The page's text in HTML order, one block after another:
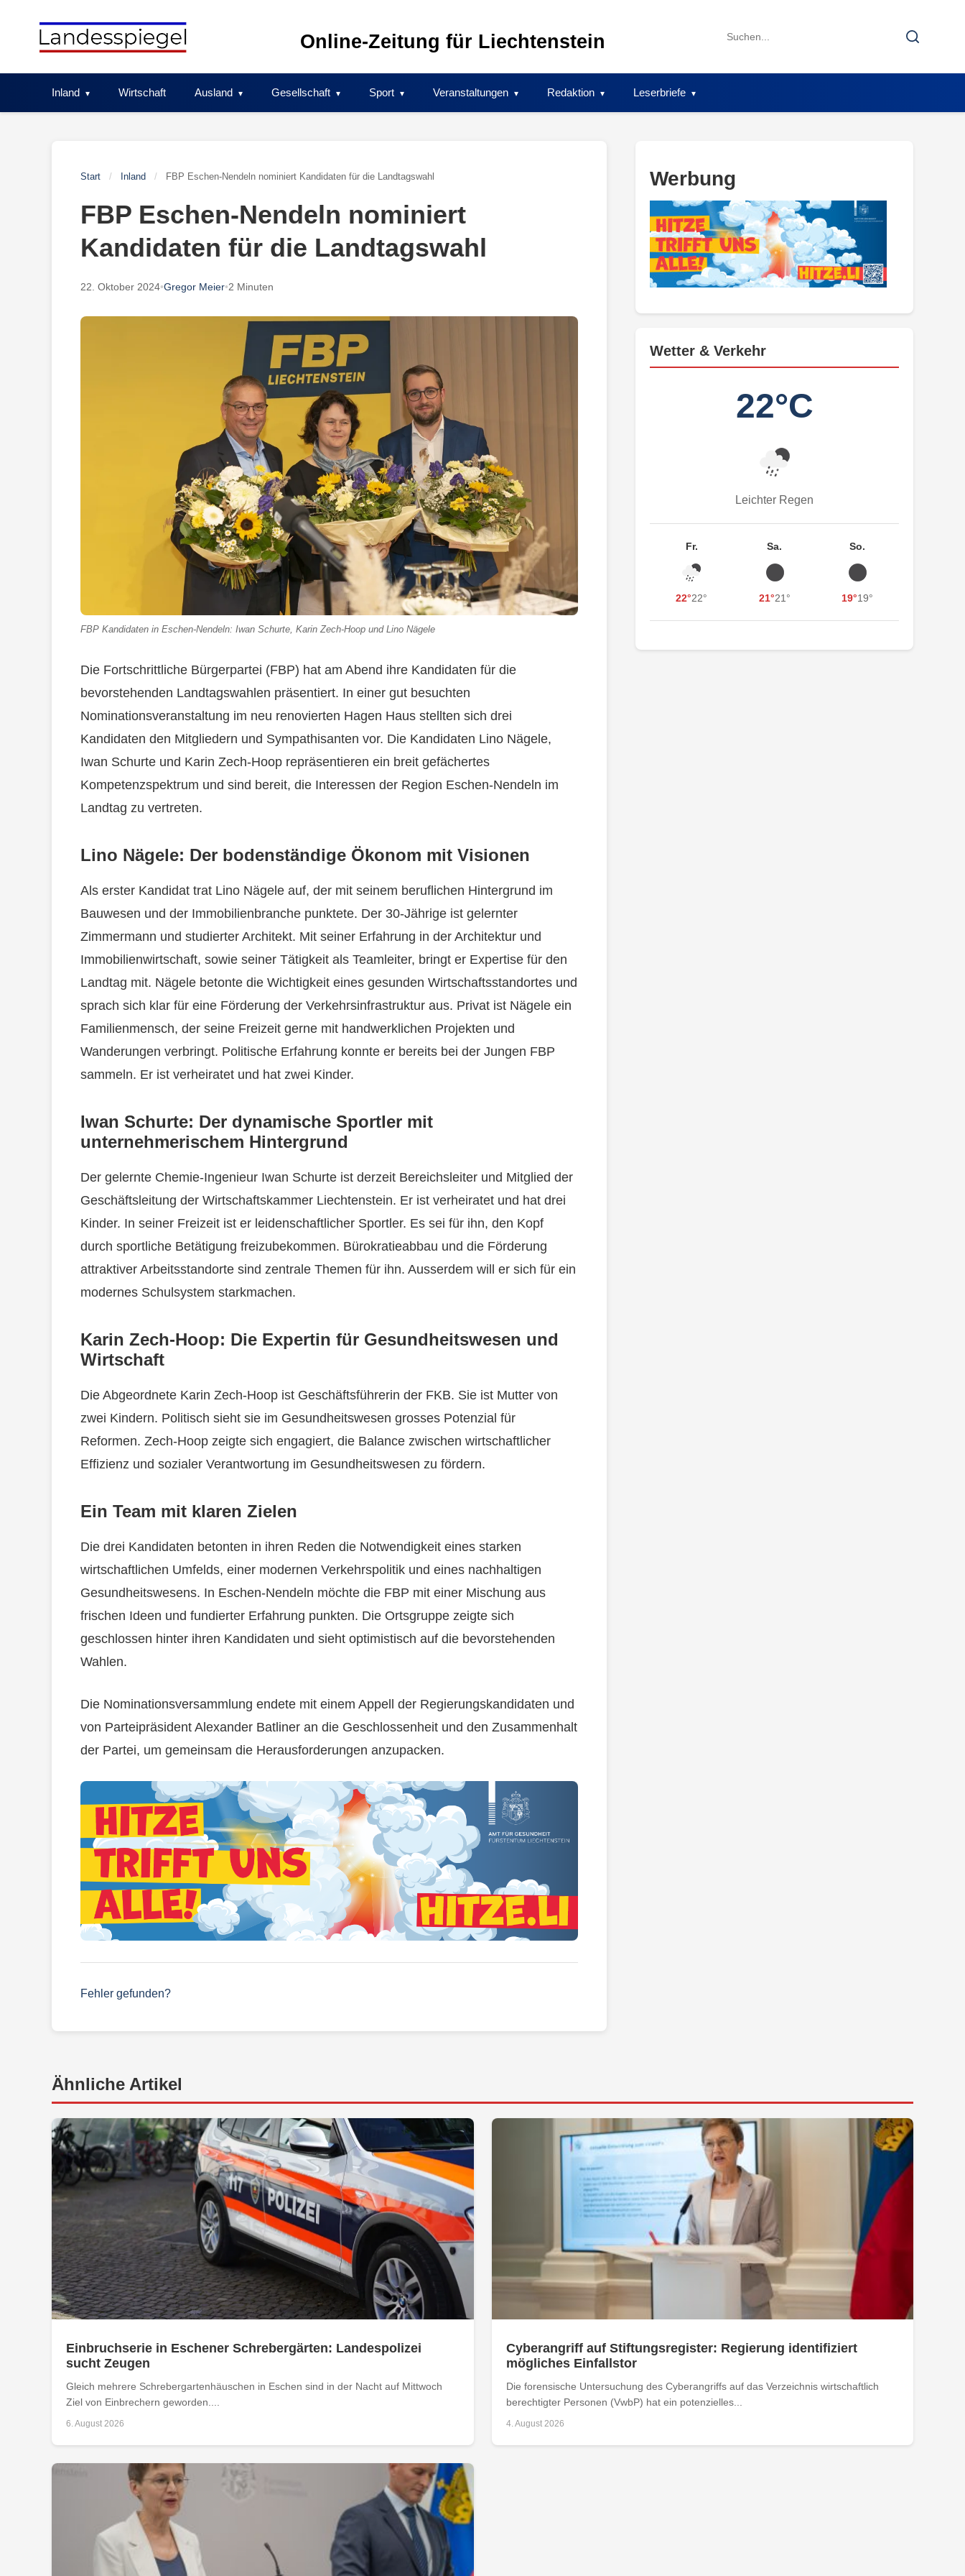
Online-Zeitung für Liechtenstein
Search
Search
Inland Wirtschaft Ausland Gesellschaft Sport Veranstaltungen Redaktion Leserbriefe
Start / Inland / FBP Eschen-Nendeln nominiert Kandidaten für die Landtagswahl
FBP Eschen-Nendeln nominiert
Kandidaten für die Landtagswahl
22. Oktober 2024•Gregor Meier•2 Minuten
FBP Kandidaten in Eschen-Nendeln: Iwan Schurte, Karin Zech-Hoop und Lino Nägele
Die Fortschrittliche Bürgerpartei (FBP) hat am Abend ihre Kandidaten für die
bevorstehenden Landtagswahlen präsentiert. In einer gut besuchten
Nominationsveranstaltung im neu renovierten Hagen Haus stellten sich drei
Kandidaten den Mitgliedern und Sympathisanten vor. Die Kandidaten Lino Nägele,
Iwan Schurte und Karin Zech-Hoop repräsentieren ein breit gefächertes
Kompetenzspektrum und sind bereit, die Interessen der Region Eschen-Nendeln im
Landtag zu vertreten.
Lino Nägele: Der bodenständige Ökonom mit Visionen
Als erster Kandidat trat Lino Nägele auf, der mit seinem beruflichen Hintergrund im
Bauwesen und der Immobilienbranche punktete. Der 30-Jährige ist gelernter
Zimmermann und studierter Architekt. Mit seiner Erfahrung in der Architektur und
Immobilienwirtschaft, sowie seiner Tätigkeit als Teamleiter, bringt er Expertise für den
Landtag mit. Nägele betonte die Wichtigkeit eines gesunden Wirtschaftsstandortes und
sprach sich klar für eine Förderung der Verkehrsinfrastruktur aus. Privat ist Nägele ein
Familienmensch, der seine Freizeit gerne mit handwerklichen Projekten und
Wanderungen verbringt. Politische Erfahrung konnte er bereits bei der Jungen FBP
sammeln. Er ist verheiratet und hat zwei Kinder.
Iwan Schurte: Der dynamische Sportler mit
unternehmerischem Hintergrund
Der gelernte Chemie-Ingenieur Iwan Schurte ist derzeit Bereichsleiter und Mitglied der
Geschäftsleitung der Wirtschaftskammer Liechtenstein. Er ist verheiratet und hat drei
Kinder. In seiner Freizeit ist er leidenschaftlicher Sportler. Es sei für ihn, den Kopf
durch sportliche Betätigung freizubekommen. Bürokratieabbau und die Förderung
attraktiver Arbeitsstandorte sind zentrale Themen für ihn. Ausserdem will er sich für ein
modernes Schulsystem starkmachen.
Karin Zech-Hoop: Die Expertin für Gesundheitswesen und
Wirtschaft
Die Abgeordnete Karin Zech-Hoop ist Geschäftsführerin der FKB. Sie ist Mutter von
zwei Kindern. Politisch sieht sie im Gesundheitswesen grosses Potenzial für
Reformen. Zech-Hoop zeigte sich engagiert, die Balance zwischen wirtschaftlicher
Effizienz und sozialer Verantwortung im Gesundheitswesen zu fördern.
Ein Team mit klaren Zielen
Die drei Kandidaten betonten in ihren Reden die Notwendigkeit eines starken
wirtschaftlichen Umfelds, einer modernen Verkehrspolitik und eines nachhaltigen
Gesundheitswesens. In Eschen-Nendeln möchte die FBP mit einer Mischung aus
frischen Ideen und fundierter Erfahrung punkten. Die Ortsgruppe zeigte sich
geschlossen hinter ihren Kandidaten und sieht optimistisch auf die bevorstehenden
Wahlen.
Die Nominationsversammlung endete mit einem Appell der Regierungskandidaten und
von Parteipräsident Alexander Batliner an die Geschlossenheit und den Zusammenhalt
der Partei, um gemeinsam die Herausforderungen anzupacken.
Fehler gefunden?
Werbung
Wetter & Verkehr
22°C
Leichter Regen
Fr.
22°22°
Sa.
21°21°
So.
19°19°
Ähnliche Artikel
Einbruchserie in Eschener Schrebergärten: Landespolizei
sucht Zeugen
Gleich mehrere Schrebergartenhäuschen in Eschen sind in der Nacht auf Mittwoch
Ziel von Einbrechern geworden....
6. August 2026
Cyberangriff auf Stiftungsregister: Regierung identifiziert
mögliches Einfallstor
Die forensische Untersuchung des Cyberangriffs auf das Verzeichnis wirtschaftlich
berechtigter Personen (VwbP) hat ein potenzielles...
4. August 2026